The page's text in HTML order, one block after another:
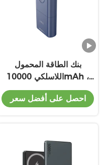
بنك الطاقة المحمول
اللاسلكي 10000mAh ،
بنك الطاقة المغناطيسي
المحمول مع حماية الزيادة
احصل على أفضل سعر